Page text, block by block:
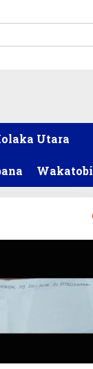
Utara
Wakatobi